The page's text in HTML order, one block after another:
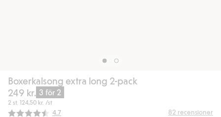
Boxerkalsong extra long 2-pack
249 kr. 3 för 2
2 st. 124,50 kr. /st
Snittbetyg:
4.7 82 recensioner